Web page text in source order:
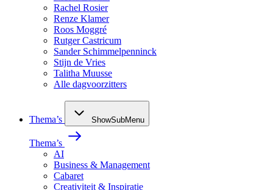
Rachel Rosier
Renze Klamer
Roos Moggré
Rutger Castricum
Sander Schimmelpenninck
Stijn de Vries
Talitha Muusse
Alle dagvoorzitters
Thema’s ShowSubMenu
Thema’s
AI
Business & Management
Cabaret
Creativiteit & Inspiratie